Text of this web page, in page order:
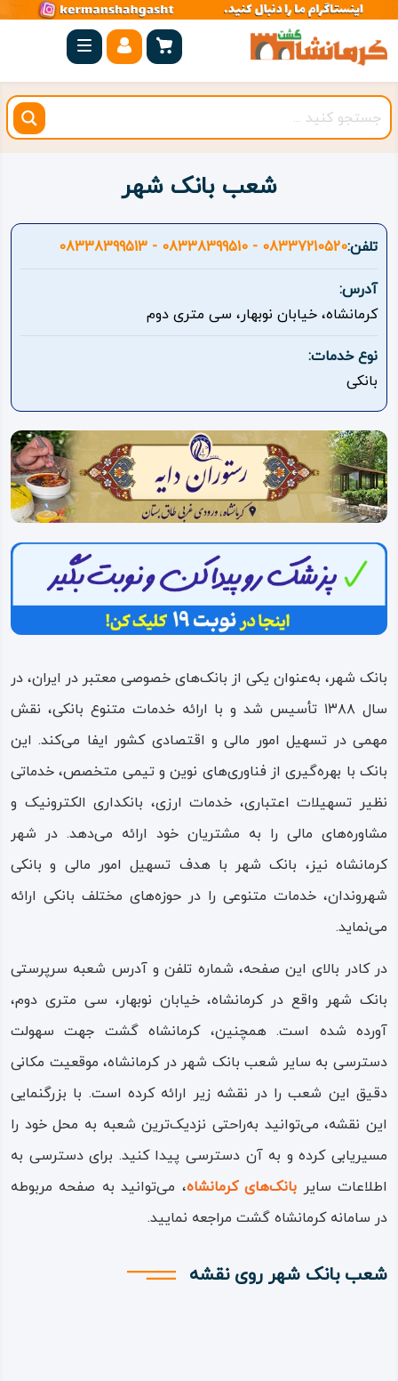
صفحه
اصلی
کرمانشاه
شهرستان
بیستون
روستاهای
هدف
اقامتگاه
ویژه
ویدئو
درباره
ما
شعب بانک شهر
تلفن:08337210520 - 08338399510 - 08338399513
آدرس:
کرمانشاه، خیابان نوبهار، سی متری دوم
نوع خدمات:
بانکی
بانک شهر، به‌عنوان یکی از بانک‌های خصوصی معتبر در ایران، در
سال ۱۳۸۸ تأسیس شد و با ارائه خدمات متنوع بانکی، نقش
مهمی در تسهیل امور مالی و اقتصادی کشور ایفا می‌کند. این
بانک با بهره‌گیری از فناوری‌های نوین و تیمی متخصص، خدماتی
نظیر تسهیلات اعتباری، خدمات ارزی، بانکداری الکترونیک و
مشاوره‌های مالی را به مشتریان خود ارائه می‌دهد. در شهر
کرمانشاه نیز، بانک شهر با هدف تسهیل امور مالی و بانکی
شهروندان، خدمات متنوعی را در حوزه‌های مختلف بانکی ارائه
می‌نماید.
در کادر بالای این صفحه، شماره تلفن و آدرس شعبه سرپرستی
بانک شهر واقع در کرمانشاه، خیابان نوبهار، سی متری دوم،
آورده شده است. همچنین، کرمانشاه گشت جهت سهولت
دسترسی به سایر شعب بانک شهر در کرمانشاه، موقعیت مکانی
دقیق این شعب را در نقشه زیر ارائه کرده است. با بزرگنمایی
این نقشه، می‌توانید به‌راحتی نزدیک‌ترین شعبه به محل خود را
مسیریابی کرده و به آن دسترسی پیدا کنید. برای دسترسی به
اطلاعات سایر بانک‌های کرمانشاه، می‌توانید به صفحه مربوطه
در سامانه کرمانشاه گشت مراجعه نمایید.
شعب بانک شهر روی نقشه